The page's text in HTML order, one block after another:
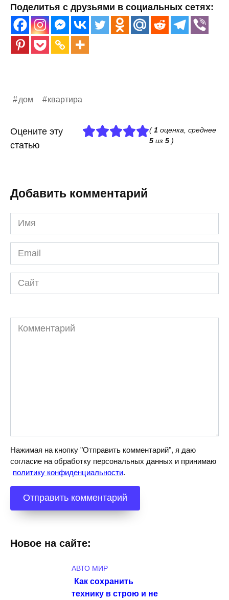
Поделитья с друзьями в социальных сетях:
дом квартира
Оцените эту
статью
(1 оценка, среднее
5 из5 )
Добавить комментарий
Имя
*
Email
*
Сайт
Комментарий
Нажимая на кнопку "Отправить комментарий", я даю
согласие на обработку персональных данных и принимаю
политику конфиденциальности.
Новое на сайте:
АВТО МИР
Как сохранить
технику в строю и не